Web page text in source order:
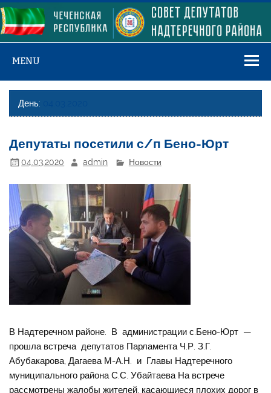
Skip
to
content
MENU
День:
Депутаты посетили с/п Бено-Юрт
04.03.2020 admin Новости
В Надтеречном районе. В администрации с.Бено-Юрт —
прошла встреча депутатов Парламента Ч.Р. З.Г.
Абубакарова, Дагаева М-А.Н. и Главы Надтеречного
муниципального района С.С. Убайтаева На встрече
рассмотрены жалобы жителей, касающиеся плохих дорог в